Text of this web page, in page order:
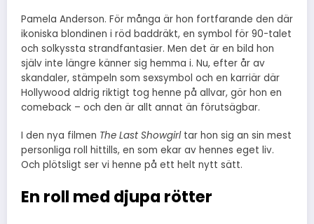
Pamela Anderson. För många är hon fortfarande den där
ikoniska blondinen i röd baddräkt, en symbol för 90-talet
och solkyssta strandfantasier. Men det är en bild hon
själv inte längre känner sig hemma i. Nu, efter år av
skandaler, stämpeln som sexsymbol och en karriär där
Hollywood aldrig riktigt tog henne på allvar, gör hon en
comeback – och den är allt annat än förutsägbar.
I den nya filmen The Last Showgirltar hon sig an sin mest
personliga roll hittills, en som ekar av hennes eget liv.
Och plötsligt ser vi henne på ett helt nytt sätt.
En roll med djupa rötter